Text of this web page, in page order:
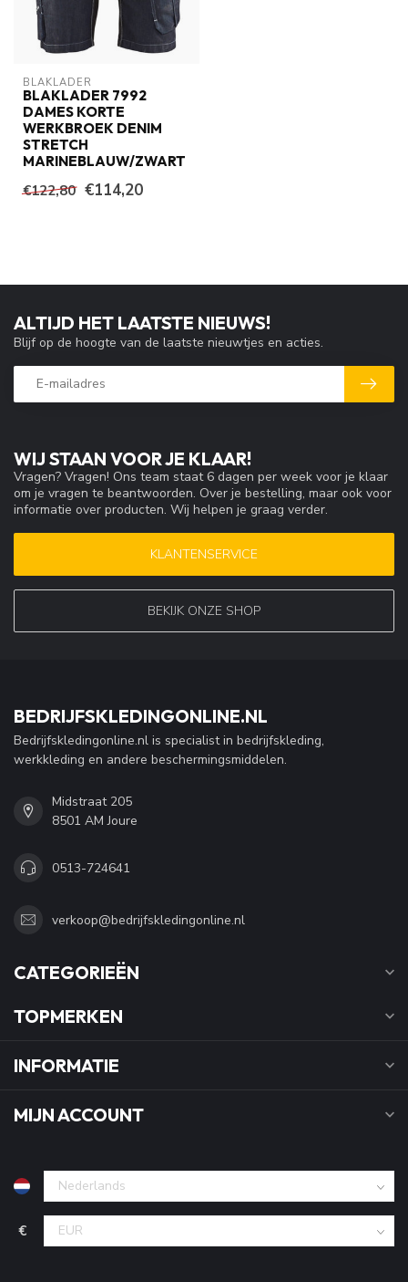
BLAKLADER
BLAKLADER 7992
DAMES KORTE
WERKBROEK DENIM
STRETCH
MARINEBLAUW/ZWART
€122,80 €114,20
WIJ STAAN VOOR JE KLAAR!
Vragen? Vragen! Ons team staat 6 dagen per week voor je klaar
om je vragen te beantwoorden. Over je bestelling, maar ook voor
informatie over producten. Wij helpen je graag verder.
KLANTENSERVICE
BEKIJK ONZE SHOP
ALTIJD HET LAATSTE NIEUWS!
Blijf op de hoogte van de laatste nieuwtjes en acties.
BEDRIJFSKLEDINGONLINE.NL
Bedrijfskledingonline.nl is specialist in bedrijfskleding,
werkkleding en andere beschermingsmiddelen.
Midstraat 205
8501 AM Joure
0513-724641
verkoop@bedrijfskledingonline.nl
CATEGORIEËN
TOPMERKEN
INFORMATIE
MIJN ACCOUNT
€